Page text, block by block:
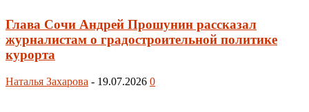
Глава Сочи Андрей Прошунин рассказал
журналистам о градостроительной политике
курорта
Наталья Захарова - 19.07.2026 0